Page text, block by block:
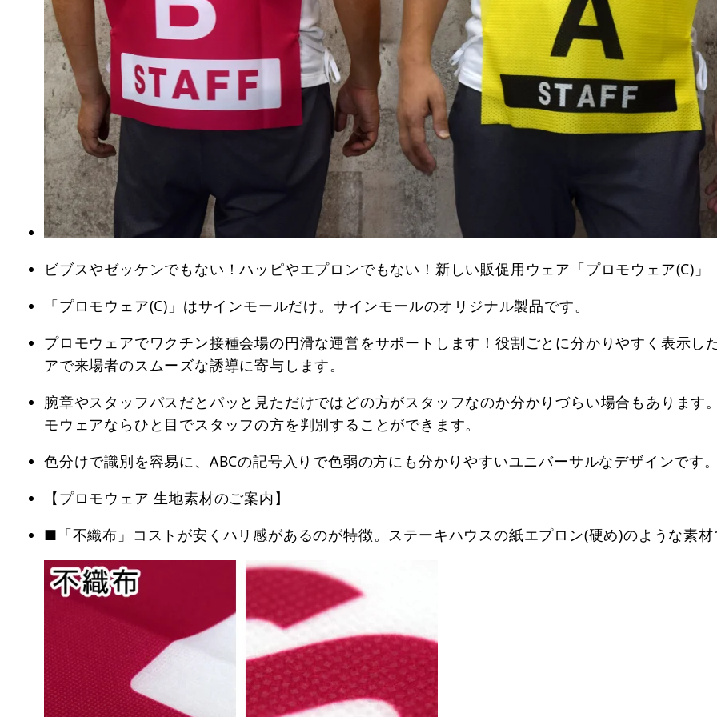
ビブスやゼッケンでもない！ハッピやエプロンでもない！新しい販促用ウェア「プロモウェア(C)」
「プロモウェア(C)」はサインモールだけ。サインモールのオリジナル製品です。
プロモウェアでワクチン接種会場の円滑な運営をサポートします！役割ごとに分かりやすく表示し
アで来場者のスムーズな誘導に寄与します。
腕章やスタッフパスだとパッと見ただけではどの方がスタッフなのか分かりづらい場合もあります
モウェアならひと目でスタッフの方を判別することができます。
色分けで識別を容易に、ABCの記号入りで色弱の方にも分かりやすいユニバーサルなデザインです
【プロモウェア 生地素材のご案内】
■「不織布」コストが安くハリ感があるのが特徴。ステーキハウスの紙エプロン(硬め)のような素